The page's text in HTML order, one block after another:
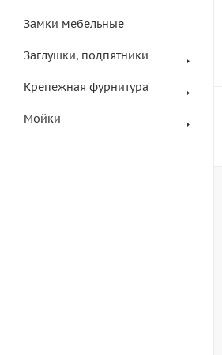
Замки мебельные
Заглушки, подпятники
Крепежная фурнитура
Мойки